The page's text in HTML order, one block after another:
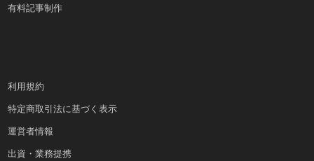
有料記事制作
利用規約
特定商取引法に基づく表示
運営者情報
出資・業務提携